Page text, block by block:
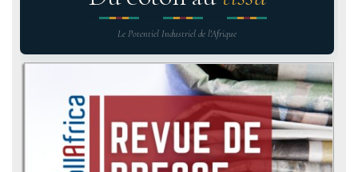
Le Potentiel Industriel de l'Afrique